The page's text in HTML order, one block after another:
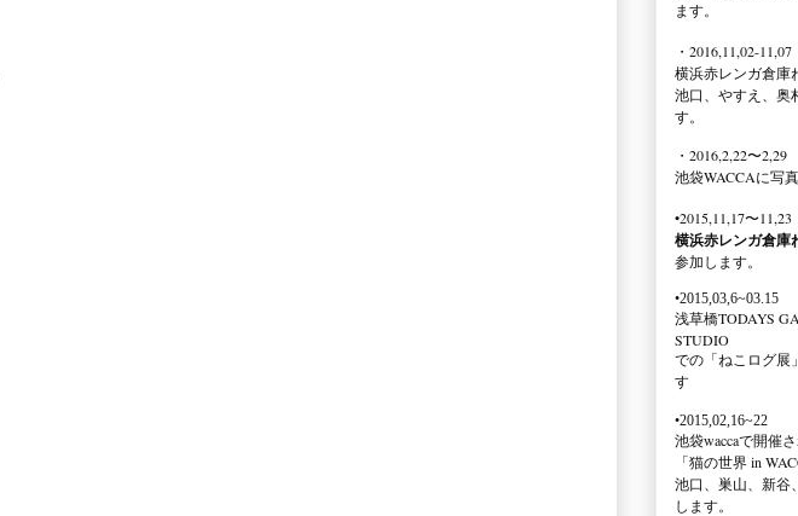
ます。
・2016,11,02-11,07
横浜赤レンガ倉庫
池口、やすえ、奥
す。
・2016,2,22〜2,29
池袋WACCAに写
•2015,11,17〜11,23
横浜赤レンガ倉庫
参加します。
•2015,03,6~03.15
浅草橋TODAYS
STUDIO
での 「ねこログ展
す
•2015,02,16~22
池袋waccaで開催
「猫の世界 in
池口、巣山、新谷
します。